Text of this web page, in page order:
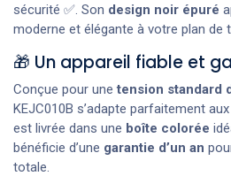
sécurité ✅. Son design noir épuré
moderne et élégante à votre plan de
🎁 Un appareil fiable et
Conçue pour unetension standard
KEJC010B s’adapte parfaitement
est livrée dans une boîte colorée
bénéficie d’une garantie d’un an
totale.